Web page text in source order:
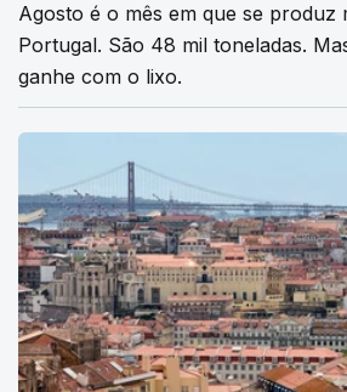
Agosto é o mês em que se produz
Portugal. São 48 mil toneladas.
ganhe com o lixo.